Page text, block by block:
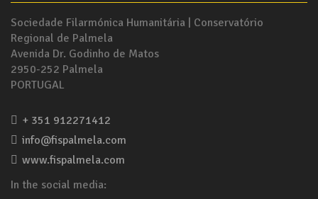
Sociedade Filarmónica Humanitária | Conservatório
Regional de Palmela
Avenida Dr. Godinho de Matos
2950-252 Palmela
PORTUGAL
+ 351 912271412
info@fispalmela.com
www.fispalmela.com
In the social media: